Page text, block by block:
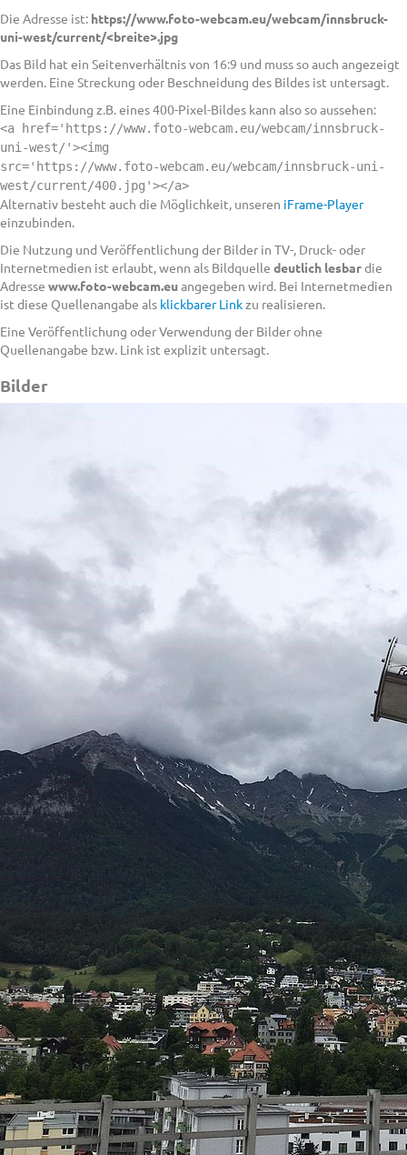
Die Adresse ist: https://www.foto-webcam.eu/webcam/innsbruck-
uni-west/current/<breite>.jpg
Das Bild hat ein Seitenverhältnis von 16:9 und muss so auch angezeigt
werden. Eine Streckung oder Beschneidung des Bildes ist untersagt.
Eine Einbindung z.B. eines 400-Pixel-Bildes kann also so aussehen:
<a href='https://www.foto-webcam.eu/webcam/innsbruck-
uni-west/'><img
src='https://www.foto-webcam.eu/webcam/innsbruck-uni-
west/current/400.jpg'></a>
Alternativ besteht auch die Möglichkeit, unseren iFrame-Player
einzubinden.
Die Nutzung und Veröffentlichung der Bilder in TV-, Druck- oder
Internetmedien ist erlaubt, wenn als Bildquelle deutlich lesbardie
Adresse www.foto-webcam.euangegeben wird. Bei Internetmedien
ist diese Quellenangabe als klickbarer Linkzu realisieren.
Eine Veröffentlichung oder Verwendung der Bilder ohne
Quellenangabe bzw. Link ist explizit untersagt.
Bilder